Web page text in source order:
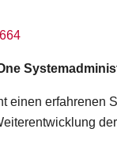
einen erfahrenen